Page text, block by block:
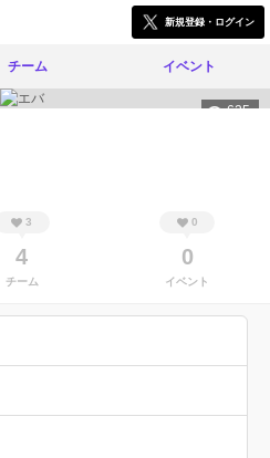
新規登録・ログイン
チーム イベント
625
3
4
チーム
0
0
イベント